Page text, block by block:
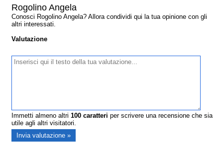
Rogolino Angela
Conosci Rogolino Angela? Allora condividi qui la tua opinione con gli
altri interessati.
Valutazione
Immetti almeno altri100 caratteri per scrivere una recensione che sia
utile agli altri visitatori.